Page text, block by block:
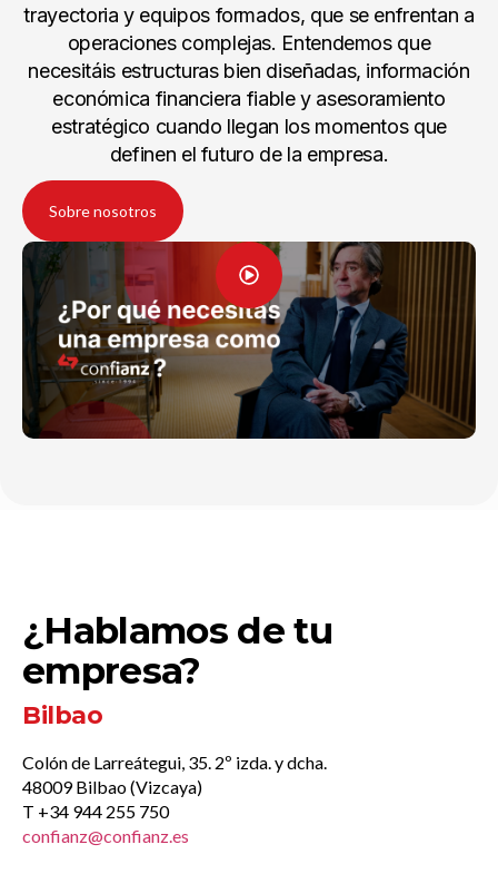
trayectoria y equipos formados, que se enfrentan a
operaciones complejas. Entendemos que
necesitáis estructuras bien diseñadas, información
económica financiera fiable y asesoramiento
estratégico cuando llegan los momentos que
definen el futuro de la empresa.
Sobre nosotros
¿Hablamos de tu
empresa?
Bilbao
Colón de Larreátegui, 35. 2º izda. y dcha.
48009 Bilbao (Vizcaya)
T +34 944 255 750
confianz@confianz.es